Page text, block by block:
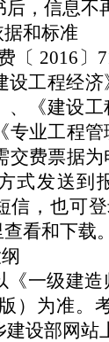
，信息不
和标准
〔 2016 〕
设工程经济
、《建设工
专业工程
交费票据
式发送到
信，也可
查看和下载。
《一级建
） 为准。
设部网站